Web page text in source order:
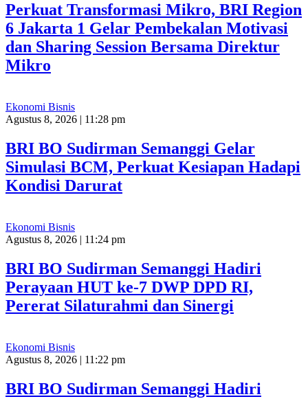
Perkuat Transformasi Mikro, BRI Region
6 Jakarta 1 Gelar Pembekalan Motivasi
dan Sharing Session Bersama Direktur
Mikro
Ekonomi Bisnis
Agustus 8, 2026 | 11:28 pm
BRI BO Sudirman Semanggi Gelar
Simulasi BCM, Perkuat Kesiapan Hadapi
Kondisi Darurat
Ekonomi Bisnis
Agustus 8, 2026 | 11:24 pm
BRI BO Sudirman Semanggi Hadiri
Perayaan HUT ke-7 DWP DPD RI,
Pererat Silaturahmi dan Sinergi
Ekonomi Bisnis
Agustus 8, 2026 | 11:22 pm
BRI BO Sudirman Semanggi Hadiri